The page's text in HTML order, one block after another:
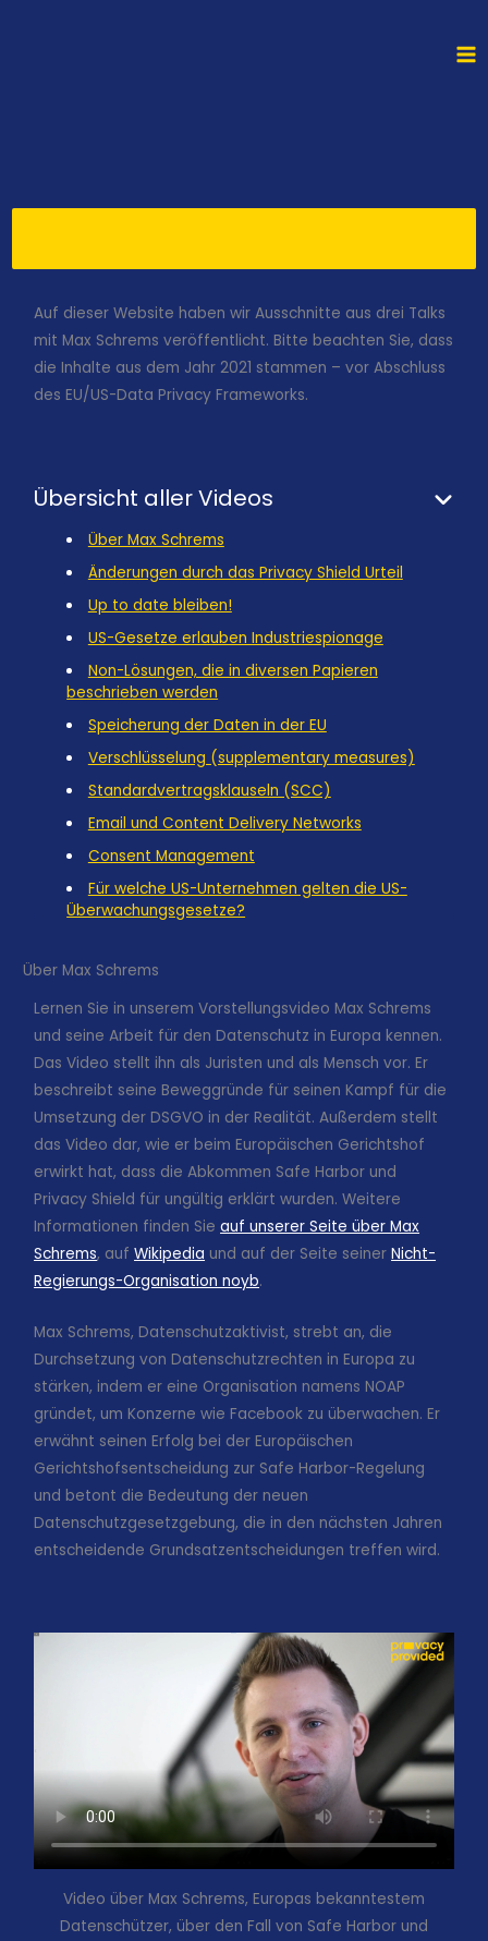
Auf dieser Website haben wir Ausschnitte aus drei Talks
mit Max Schrems veröffentlicht. Bitte beachten Sie, dass
die Inhalte aus dem Jahr 2021 stammen – vor Abschluss
des EU/US-Data Privacy Frameworks.
Übersicht aller Videos
Über Max Schrems
Änderungen durch das Privacy Shield Urteil
Up to date bleiben!
US-Gesetze erlauben Industriespionage
Non-Lösungen, die in diversen Papieren
beschrieben werden
Speicherung der Daten in der EU
Verschlüsselung (supplementary measures)
Standardvertragsklauseln (SCC)
Email und Content Delivery Networks
Consent Management
Für welche US-Unternehmen gelten die US-
Überwachungsgesetze?
Über Max Schrems
Lernen Sie in unserem Vorstellungsvideo Max Schrems
und seine Arbeit für den Datenschutz in Europa kennen.
Das Video stellt ihn als Juristen und als Mensch vor. Er
beschreibt seine Beweggründe für seinen Kampf für die
Umsetzung der DSGVO in der Realität. Außerdem stellt
das Video dar, wie er beim Europäischen Gerichtshof
erwirkt hat, dass die Abkommen Safe Harbor und
Privacy Shield für ungültig erklärt wurden. Weitere
Informationen finden Sieauf unserer Seite über Max
Schrems, aufWikipedia und auf der Seite seinerNicht-
Regierungs-Organisation noyb.
Max Schrems, Datenschutzaktivist, strebt an, die
Durchsetzung von Datenschutzrechten in Europa zu
stärken, indem er eine Organisation namens NOAP
gründet, um Konzerne wie Facebook zu überwachen. Er
erwähnt seinen Erfolg bei der Europäischen
Gerichtshofsentscheidung zur Safe Harbor-Regelung
und betont die Bedeutung der neuen
Datenschutzgesetzgebung, die in den nächsten Jahren
entscheidende Grundsatzentscheidungen treffen wird.
Video über Max Schrems, Europas bekanntestem
Datenschützer, über den Fall von Safe Harbor und